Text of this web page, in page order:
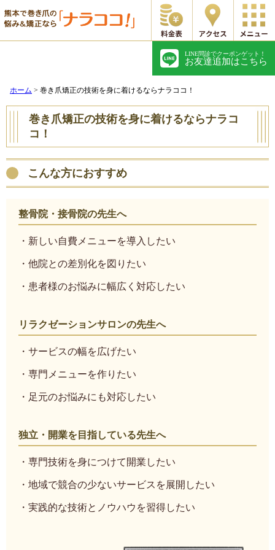
初めての方へ
料金表 スタッフ紹介
アクセス よくあるご質問
LINE問診でクーポンゲット！
お友達追加はこちら
ホーム > 巻き爪矯正の技術を身に着けるならナラココ！
巻き爪矯正の技術を身に着けるならナラコ
コ！
こんな方におすすめ
整骨院・接骨院の先生へ
・新しい自費メニューを導入したい
・他院との差別化を図りたい
・患者様のお悩みに幅広く対応したい
リラクゼーションサロンの先生へ
・サービスの幅を広げたい
・専門メニューを作りたい
・足元のお悩みにも対応したい
独立・開業を目指している先生へ
・専門技術を身につけて開業したい
・地域で競合の少ないサービスを展開したい
・実践的な技術とノウハウを習得したい